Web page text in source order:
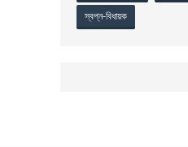
স্বপ্ন-বিধায়ক